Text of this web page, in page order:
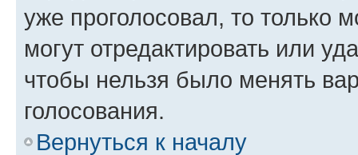
уже проголосовал, то только
могут отредактировать или
чтобы нельзя было менять
голосования.
Вернуться к началу